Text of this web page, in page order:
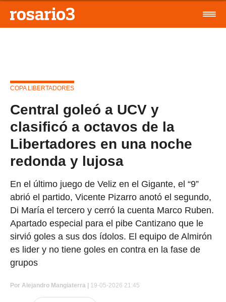
COPA LIBERTADORES
Central goleó a UCV y
clasificó a octavos de la
Libertadores en una noche
redonda y lujosa
En el último juego de Veliz en el Gigante, el “9”
abrió el partido, Vicente Pizarro anotó el segundo,
Di María el tercero y cerró la cuenta Marco Ruben.
Apartado especial para el pibe Cantizano que le
sirvió goles a sus dos ídolos. El equipo de Almirón
es lider y no tiene goles en contra en la fase de
grupos
Por Alejandro Mangiaterra 19-05-2026 21:45